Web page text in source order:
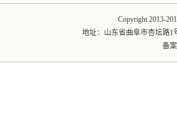
Copyright 2013-
地址：山东省曲阜市杏坛路
备